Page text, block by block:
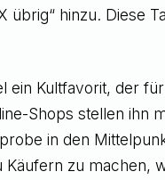
hinzu. Diese
ein Kultfavorit, der
Shops stellen ihn
in den
zu machen,